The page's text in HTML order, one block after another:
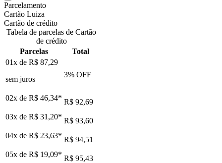
Parcelamento
Cartão Luiza
Cartão de crédito
Tabela de parcelas de Cartão
de crédito
Parcelas
Total
01x de R$ 87,29
sem juros
3% OFF
02x de R$ 46,34* R$ 92,69
03x de R$ 31,20* R$ 93,60
04x de R$ 23,63* R$ 94,51
05x de R$ 19,09* R$ 95,43